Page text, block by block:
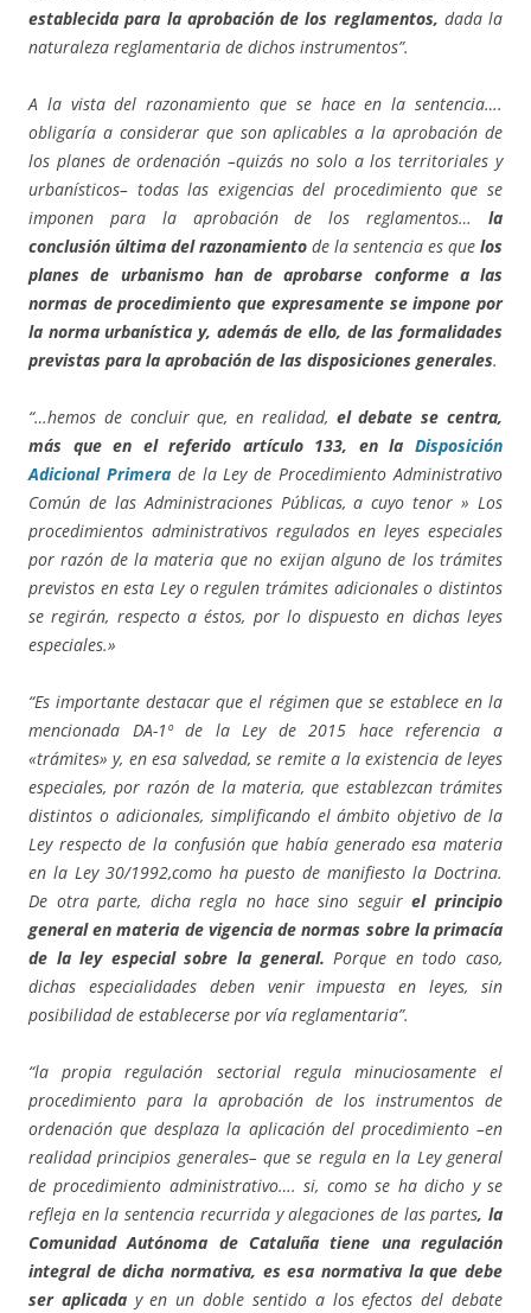
establecida para la aprobación de los reglamentos, dada la
naturaleza reglamentaria de dichos instrumentos”.
A la vista del razonamiento que se hace en la sentencia….
obligaría a considerar que son aplicables a la aprobación de
los planes de ordenación –quizás no solo a los territoriales y
urbanísticos– todas las exigencias del procedimiento que se
imponen para la aprobación de los reglamentos…
la
conclusión última del razonamiento de la sentencia es que los
planes de urbanismo han de aprobarse conforme a las
normas de procedimiento que expresamente se impone por
la norma urbanística y, además de ello, de las formalidades
previstas para la aprobación de las disposiciones generales.
“…hemos de concluir que, en realidad, el debate se centra,
más que en el referido artículo 133, en la Disposición
Adicional Primerade la Ley de Procedimiento Administrativo
Común de las Administraciones Públicas, a cuyo tenor » Los
procedimientos administrativos regulados en leyes especiales
por razón de la materia que no exijan alguno de los trámites
previstos en esta Ley o regulen trámites adicionales o distintos
se regirán, respecto a éstos, por lo dispuesto en dichas leyes
especiales.»
“Es importante destacar que el régimen que se establece en la
mencionada DA-1º de la Ley de 2015 hace referencia a
«trámites» y, en esa salvedad, se remite a la existencia de leyes
especiales, por razón de la materia, que establezcan trámites
distintos o adicionales, simplificando el ámbito objetivo de la
Ley respecto de la confusión que había generado esa materia
en la Ley 30/1992,como ha puesto de manifiesto la Doctrina.
De otra parte, dicha regla no hace sino seguirel principio
general en materia de vigencia de normas sobre la primacía
de la ley especial sobre la general. Porque en todo caso,
dichas especialidades deben venir impuesta en leyes, sin
posibilidad de establecerse por vía reglamentaria”.
“la propia regulación sectorial regula minuciosamente el
procedimiento para la aprobación de los instrumentos de
ordenación que desplaza la aplicación del procedimiento –en
realidad principios generales– que se regula en la Ley general
de procedimiento administrativo…. si, como se ha dicho y se
refleja en la sentencia recurrida y alegaciones de las partes, la
Comunidad Autónoma de Cataluña tiene una regulación
integral de dicha normativa, es esa normativa la que debe
ser aplicada y en un doble sentido a los efectos del debate